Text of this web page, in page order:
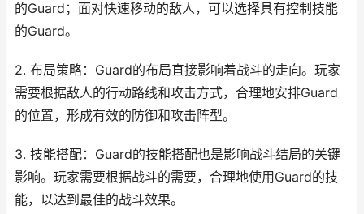
的Guard；面对快速移动的敌人，可以选择具有控制技能
的Guard。
2. 布局策略：Guard的布局直接影响着战斗的走向。玩家
需要根据敌人的行动路线和攻击方式，合理地安排Guard
的位置，形成有效的防御和攻击阵型。
3. 技能搭配：Guard的技能搭配也是影响战斗结局的关键
影响。玩家需要根据战斗的需要，合理地使用Guard的技
能，以达到最佳的战斗效果。